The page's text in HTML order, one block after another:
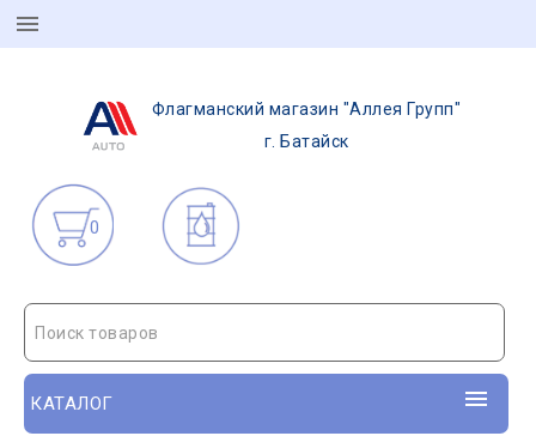
Флагманский магазин "Аллея Групп"
г. Батайск
0
Поиск товаров
КАТАЛОГ